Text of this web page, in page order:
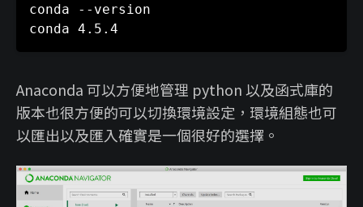
conda --version
Anaconda 可以方便地管理 python 以及函式庫的
版本也很方便的可以切換環境設定，環境組態也可
以匯出以及匯入確實是一個很好的選擇。